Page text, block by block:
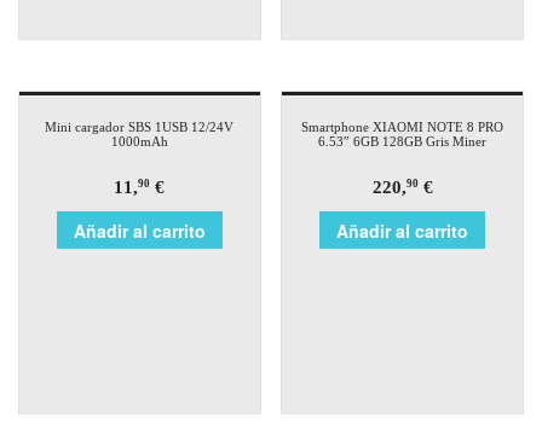
Mini cargador SBS 1USB 12/24V
1000mAh
11,90 €
Añadir al carrito
Smartphone XIAOMI NOTE 8 PRO
6.53″ 6GB 128GB Gris Miner
220,90€
Añadir al carrito